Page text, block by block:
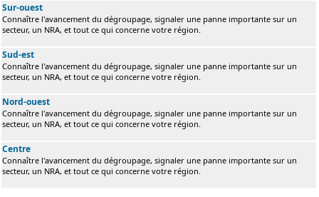
Sur-ouest
Connaître l'avancement du dégroupage, signaler une panne importante sur un
secteur, un NRA, et tout ce qui concerne votre région.
Sud-est
Connaître l'avancement du dégroupage, signaler une panne importante sur un
secteur, un NRA, et tout ce qui concerne votre région.
Nord-ouest
Connaître l'avancement du dégroupage, signaler une panne importante sur un
secteur, un NRA, et tout ce qui concerne votre région.
Centre
Connaître l'avancement du dégroupage, signaler une panne importante sur un
secteur, un NRA, et tout ce qui concerne votre région.